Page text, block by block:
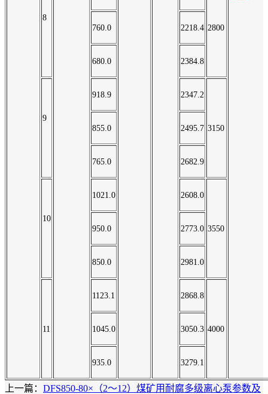
8
2800
760.0 2218.4
680.0 2384.8
9
918.9 2347.2
3150
855.0 2495.7
765.0 2682.9
10
1021.0 2608.0
3550
950.0 2773.0
850.0 2981.0
11
1123.1 2868.8
4000
1045.0 3050.3
935.0 3279.1
上一篇： DFS850-80×（2～12）煤矿用耐腐多级离心泵参数及